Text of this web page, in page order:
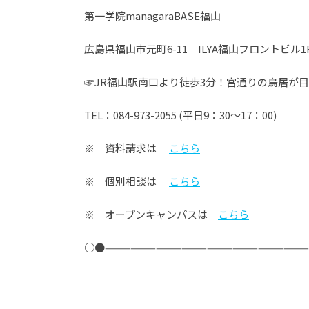
第一学院managaraBASE福山
広島県福山市元町6-11 ILYA福山フロントビル
☞JR福山駅南口より徒歩3分！宮通りの鳥居が
TEL：084-973-2055 (平日9：30～17：00)
※ 資料請求は こちら
※ 個別相談は こちら
※ オープンキャンパスは こちら